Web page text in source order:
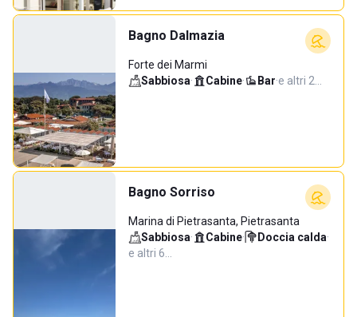
Bagno Dalmazia
Forte dei Marmi
Sabbiosa· Cabine· Bar·e altri 2…
Bagno Sorriso
Marina di Pietrasanta, Pietrasanta
Sabbiosa· Cabine· Doccia calda·
e altri 6…